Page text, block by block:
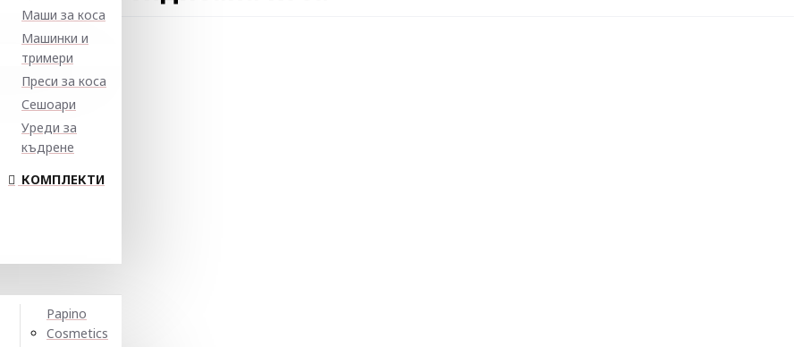
Маши за коса
Машинки и
тримери
Преси за коса
Сешоари
Уреди за
къдрене
КОМПЛЕКТИ
Papino
Cosmetics